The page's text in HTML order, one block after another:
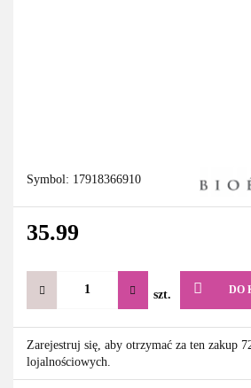
Symbol: 17918366910
35.99
szt. DO
Zarejestruj się, aby otrzymać za ten zakup
lojalnościowych.